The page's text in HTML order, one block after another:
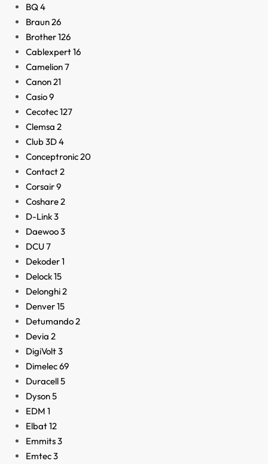
BQ4
Braun26
Brother126
Cablexpert16
Camelion7
Canon21
Casio9
Cecotec127
Clemsa 2
Club 3D4
Conceptronic20
Contact2
Corsair9
Coshare2
D-Link3
Daewoo3
DCU7
Dekoder1
Delock15
Delonghi2
Denver15
Detumando2
Devia 2
DigiVolt3
Dimelec69
Duracell5
Dyson5
EDM 1
Elbat12
Emmits3
Emtec3